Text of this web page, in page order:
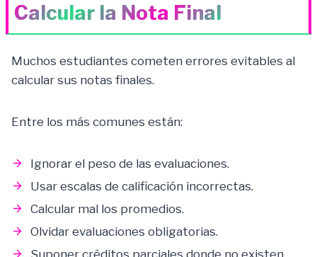
Calcular la Nota Final
Muchos estudiantes cometen errores evitables al
calcular sus notas finales.
Entre los más comunes están:
Ignorar el peso de las evaluaciones.
Usar escalas de calificación incorrectas.
Calcular mal los promedios.
Olvidar evaluaciones obligatorias.